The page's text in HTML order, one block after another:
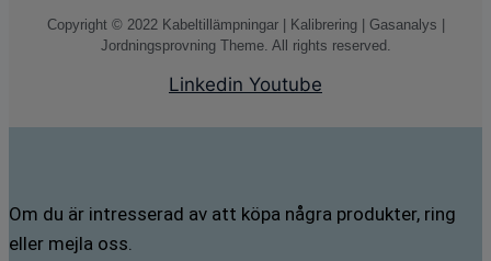
Copyright © 2022 Kabeltillämpningar | Kalibrering | Gasanalys |
Jordningsprovning Theme. All rights reserved.
Linkedin Youtube
Om du är intresserad av att köpa några produkter, ring
eller mejla oss.